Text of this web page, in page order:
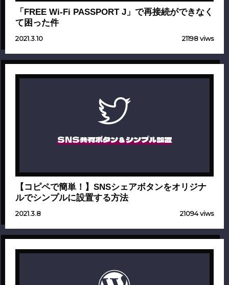
「FREE Wi-Fi PASSPORT J」で再接続ができなく
て困った件
2021.3.10 21198 viws
SNS共有ボタン＆シンプル設置
【コピペで簡単！】SNSシェアボタンをオリジナ
ルでシンプルに設置する方法
2021.3.8 21094 viws